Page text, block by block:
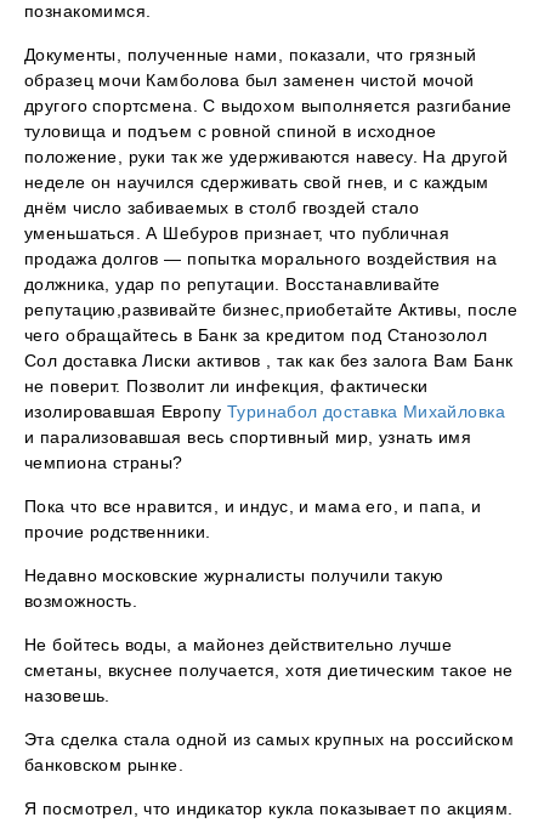
познакомимся.
Документы, полученные нами, показали, что грязный
образец мочи Камболова был заменен чистой мочой
другого спортсмена. С выдохом выполняется разгибание
туловища и подъем с ровной спиной в исходное
положение, руки так же удерживаются навесу. На другой
неделе он научился сдерживать свой гнев, и с каждым
днём число забиваемых в столб гвоздей стало
уменьшаться. А Шебуров признает, что публичная
продажа долгов — попытка морального воздействия на
должника, удар по репутации. Восстанавливайте
репутацию,развивайте бизнес,приобетайте Активы, после
чего обращайтесь в Банк за кредитом под Станозолол
Сол доставка Лиски активов , так как без залога Вам Банк
не поверит. Позволит ли инфекция, фактически
изолировавшая Европу Туринабол доставка Михайловка
и парализовавшая весь спортивный мир, узнать имя
чемпиона страны?
Пока что все нравится, и индус, и мама его, и папа, и
прочие родственники.
Недавно московские журналисты получили такую
возможность.
Не бойтесь воды, а майонез действительно лучше
сметаны, вкуснее получается, хотя диетическим такое не
назовешь.
Эта сделка стала одной из самых крупных на российском
банковском рынке.
Я посмотрел, что индикатор кукла показывает по акциям.